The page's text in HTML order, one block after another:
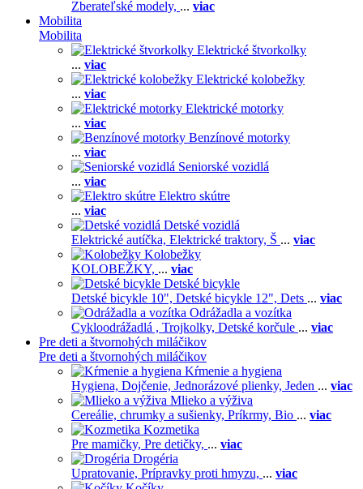
Zberateľské modely, ... viac
Mobilita
Mobilita
Elektrické štvorkolky
... viac
Elektrické kolobežky
... viac
Elektrické motorky
... viac
Benzínové motorky
... viac
Seniorské vozidlá
... viac
Elektro skútre
... viac
Detské vozidlá
Elektrické autíčka, Elektrické traktory, Š ... viac
Kolobežky
KOLOBEŽKY, ... viac
Detské bicykle
Detské bicykle 10", Detské bicykle 12", Dets ... viac
Odrážadla a vozítka
Cykloodrážadlá , Trojkolky, Detské korčule ... viac
Pre deti a štvornohých miláčikov
Pre deti a štvornohých miláčikov
Kŕmenie a hygiena
Hygiena, Dojčenie, Jednorázové plienky, Jeden ... viac
Mlieko a výživa
Cereálie, chrumky a sušienky, Príkrmy, Bio ... viac
Kozmetika
Pre mamičky, Pre detičky, ... viac
Drogéria
Upratovanie, Prípravky proti hmyzu, ... viac